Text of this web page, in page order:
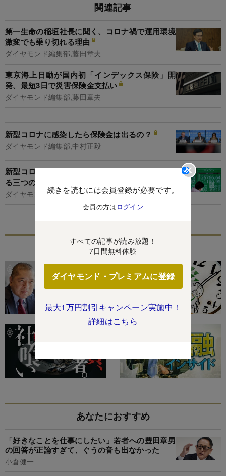
続きを読むには会員登録が必要です。
会員の方は ログイン
すべての記事が読み放題！
7日間無料体験
ダイヤモンド・プレミアムに登録
最大1万円割引キャンペーン実施中！
詳細はこちら
関連記事
第一生命の稲垣社長に聞く、コロナ禍で運用環境
激変でも乗り切れる理由
ダイヤモンド編集部,藤田章夫
東京海上日動が国内初「インデックス保険」開
発、最短3日で災害保険金支払い
ダイヤモンド編集部,藤田章夫
新型コロナに感染したら保険金は出るの？
ダイヤモンド編集部,中村正毅
新型コロナで大混乱の金融市場、保険業界で強ま
る三つのリスク
ダイヤモンド編集部,中村正毅
特集
あなたにおすすめ
「好きなことを仕事にしたい」若者への豊田章男
の回答が正論すぎて、ぐうの音も出なかった
小倉健一